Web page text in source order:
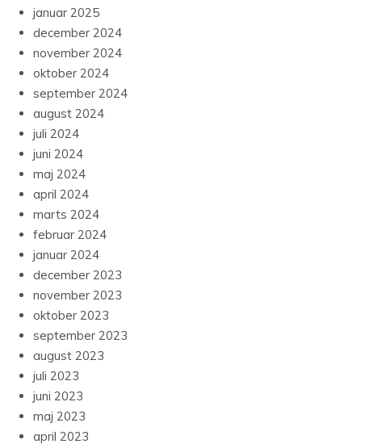
januar 2025
december 2024
november 2024
oktober 2024
september 2024
august 2024
juli 2024
juni 2024
maj 2024
april 2024
marts 2024
februar 2024
januar 2024
december 2023
november 2023
oktober 2023
september 2023
august 2023
juli 2023
juni 2023
maj 2023
april 2023